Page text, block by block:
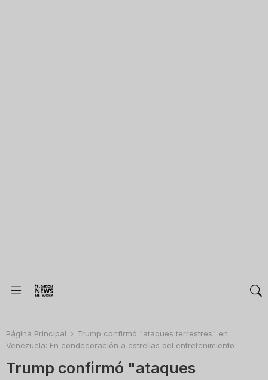
Página Principal
Trump confirmó "ataques terrestres" en
Venezuela: En condecoración a estrellas del entretenimiento
Trump confirmó "ataques